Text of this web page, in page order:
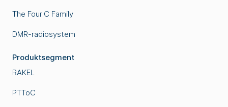
The Four:C Family
DMR-radiosystem
Produktsegment
RAKEL
PTToC